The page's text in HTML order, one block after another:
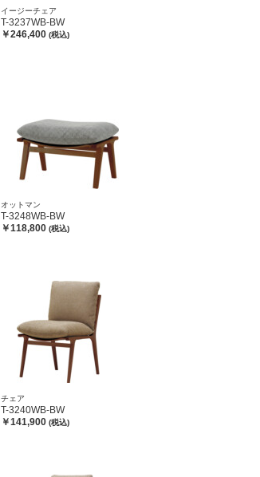
イージーチェア
T-3237WB-BW
￥246,400 (税込)
オットマン
T-3248WB-BW
￥118,800 (税込)
チェア
T-3240WB-BW
￥141,900 (税込)